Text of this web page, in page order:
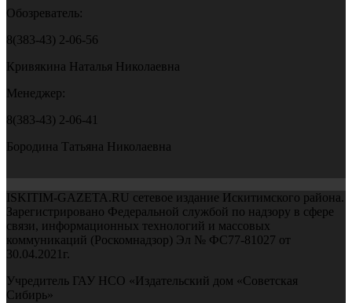
Обозреватель:
8(383-43) 2-06-56
Кривякина Наталья Николаевна
Менеджер:
8(383-43) 2-06-41
Бородина Татьяна Николаевна
ISKITIM-GAZETA.RU сетевое издание Искитимского района.
Зарегистрировано Федеральной службой по надзору в сфере
связи, информационных технологий и массовых
коммуникаций (Роскомнадзор) Эл № ФС77-81027 от
30.04.2021г.
Учредитель ГАУ НСО «Издательский дом «Советская
Сибирь»